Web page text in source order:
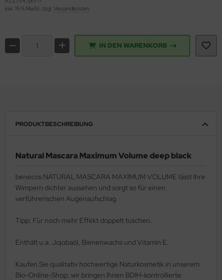
inkl. 19 % MwSt. zzgl. Versandkosten
IN DEN WARENKORB
PRODUKTBESCHREIBUNG
Natural Mascara Maximum Volume deep black
benecos NATURAL MASCARA MAXIMUM VOLUME lässt Ihre
Wimpern dichter aussehen und sorgt so für einen
verführerischen Augenaufschlag.
Tipp: Für noch mehr Effekt doppelt tuschen.
Enthält u.a. Jojobaöl, Bienenwachs und Vitamin E.
Kaufen Sie qualitativ hochwertige Naturkosmetik in unserem
Bio-Online-Shop; wir bringen Ihnen BDIH-kontrollierte